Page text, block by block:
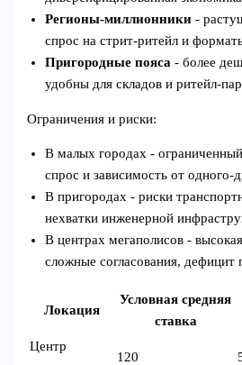
Регионы‑миллионники -
спрос на стрит‑ритейл и
Пригородные пояса - более
удобны для складов и
Ограничения и риски:
В малых городах -
спрос и зависимость от
В пригородах - риски
нехватки инженерной
В центрах мегаполисов -
сложные согласования, дефицит
Локация
Условная средняя
ставка
Центр
120